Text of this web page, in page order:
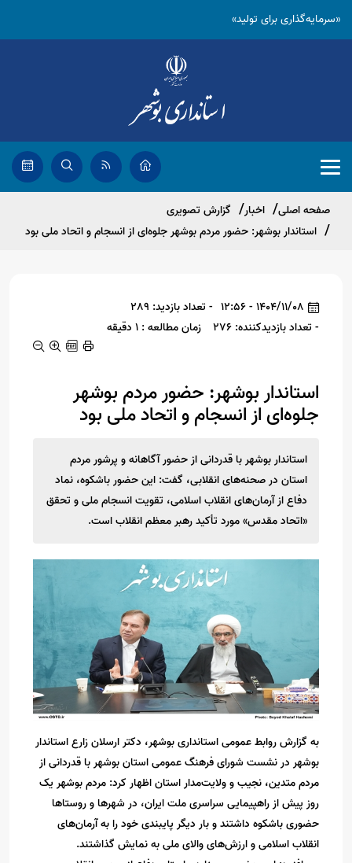
«سرمایه‌گذاری برای تولید»
صفحه اصلی اخبار
گزارش تصویری
استاندار بوشهر: حضور مردم بوشهر جلوه‌ای از انسجام و اتحاد ملی بود
1404/11/08 - 12:56
- تعداد بازدید: 289
- تعداد بازدیدکننده: 276
زمان مطالعه : 1 دقیقه
استاندار بوشهر: حضور مردم بوشهر
جلوه‌ای از انسجام و اتحاد ملی بود
استاندار بوشهر با قدردانی از حضور آگاهانه و پرشور مردم
استان در صحنه‌های انقلابی، گفت: این حضور باشکوه، نماد
دفاع از آرمان‌های انقلاب اسلامی، تقویت انسجام ملی و تحقق
«اتحاد مقدس» مورد تأکید رهبر معظم انقلاب است.
به گزارش روابط عمومی استانداری بوشهر، دکتر ارسلان زارع استاندار
بوشهر در نشست شورای فرهنگ عمومی استان بوشهر با قدردانی از
مردم متدین، نجیب و ولایت‌مدار استان اظهار کرد: مردم بوشهر یک
روز پیش از راهپیمایی سراسری ملت ایران، در شهرها و روستاها
حضوری باشکوه داشتند و بار دیگر پایبندی خود را به آرمان‌های
انقلاب اسلامی و ارزش‌های والای ملی به نمایش گذاشتند.